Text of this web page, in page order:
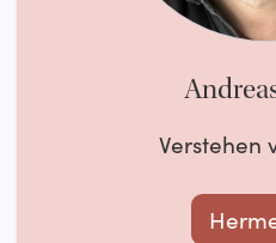
Verstehen